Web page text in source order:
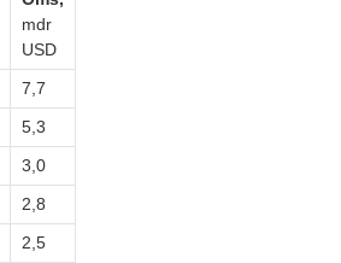
mdr
USD
7,7
5,3
3,0
2,8
2,5